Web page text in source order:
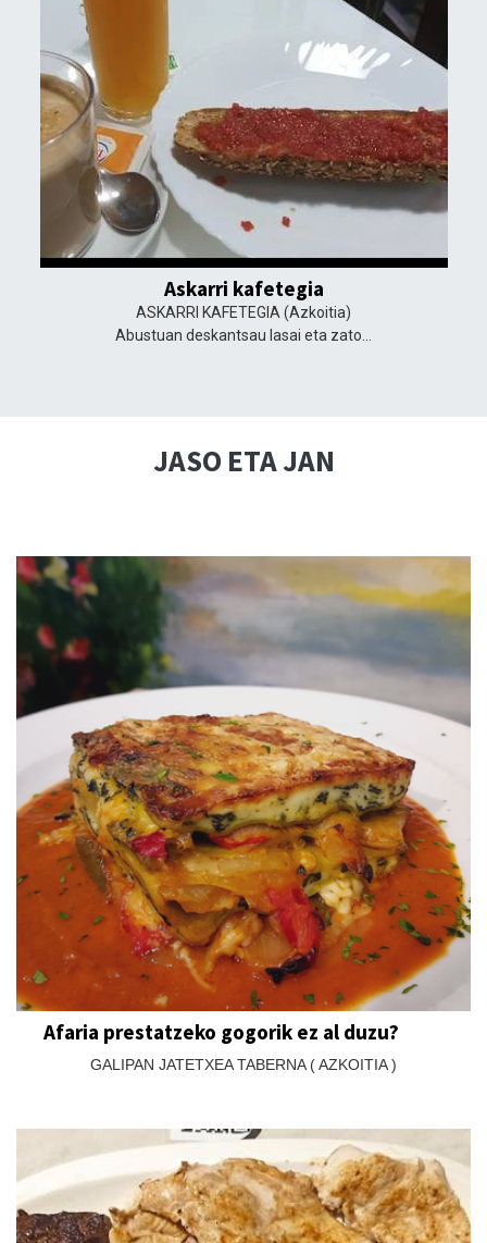
Askarri kafetegia
ASKARRI KAFETEGIA (Azkoitia)
Abustuan deskantsau lasai eta zato…
JASO ETA JAN
Afaria prestatzeko gogorik ez al duzu?
GALIPAN JATETXEA TABERNA ( AZKOITIA )